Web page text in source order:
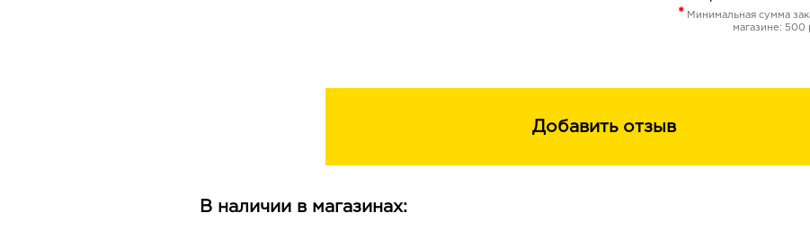
ЭКСТРАКТ ГРЕЙПФРУТА повышает
защищает коллагеновые и
* Минимальная сумма
магазине: 500
Добавить отзыв
В наличии в магазинах: